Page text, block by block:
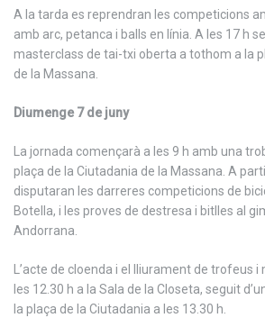
A la tarda es reprendran les competicions
amb arc, petanca i balls en línia. A les 17 h
masterclass de tai-txi oberta a tothom a la
de la Massana.
Diumenge 7 de juny
La jornada començarà a les 9 h amb una
plaça de la Ciutadania de la Massana. A
disputaran les darreres competicions de
Botella, i les proves de destresa i bitlles al
Andorrana.
L’acte de cloenda i el lliurament de trofeus i
les 12.30 h a la Sala de la Closeta, seguit
la plaça de la Ciutadania a les 13.30 h.